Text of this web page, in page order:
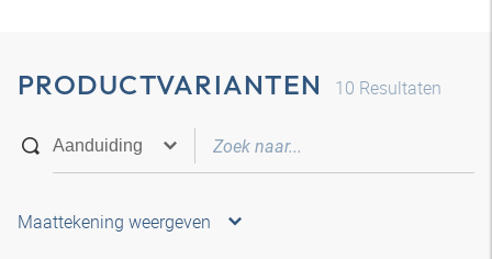
PRODUCTVARIANTEN 10 Resultaten
Maattekening weergeven